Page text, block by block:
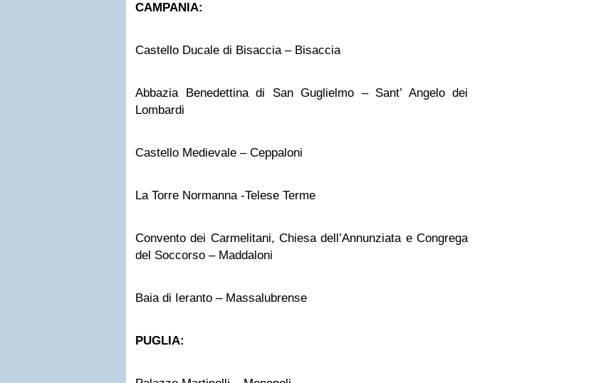
CAMPANIA:
Castello Ducale di Bisaccia – Bisaccia
Abbazia Benedettina di San Guglielmo – Sant’ Angelo dei
Lombardi
Castello Medievale – Ceppaloni
La Torre Normanna -Telese Terme
Convento dei Carmelitani, Chiesa dell’Annunziata e Congrega
del Soccorso – Maddaloni
Baia di Ieranto – Massalubrense
PUGLIA: